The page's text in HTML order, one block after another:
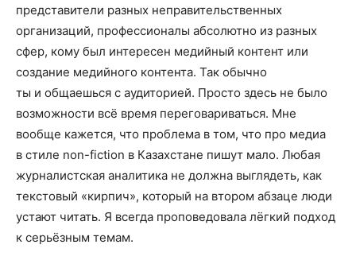
представители разных неправительственных
организаций, профессионалы абсолютно из разных
сфер, кому был интересен медийный контент или
создание медийного контента. Так обычно
ты и общаешься с аудиторией. Просто здесь не было
возможности всё время переговариваться. Мне
вообще кажется, что проблема в том, что про медиа
в стиле non-fiction в Казахстане пишут мало. Любая
журналистская аналитика не должна выглядеть, как
текстовый «кирпич», который на втором абзаце люди
устают читать. Я всегда проповедовала лёгкий подход
к серьёзным темам.